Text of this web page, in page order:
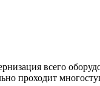
всего
проходит